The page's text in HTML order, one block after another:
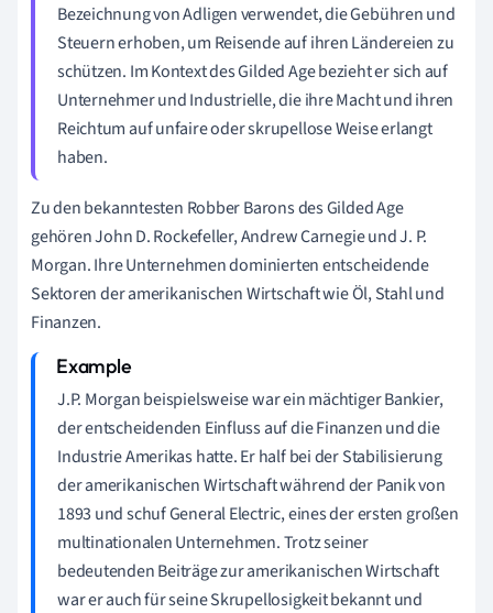
Bezeichnung von Adligen verwendet, die Gebühren und
Steuern erhoben, um Reisende auf ihren Ländereien zu
schützen. Im Kontext des Gilded Age bezieht er sich auf
Unternehmer und Industrielle, die ihre Macht und ihren
Reichtum auf unfaire oder skrupellose Weise erlangt
haben.
Zu den bekanntesten Robber Barons des Gilded Age
gehören John D. Rockefeller, Andrew Carnegie und J. P.
Morgan. Ihre Unternehmen dominierten entscheidende
Sektoren der amerikanischen Wirtschaft wie Öl, Stahl und
Finanzen.
J.P. Morgan beispielsweise war ein mächtiger Bankier,
der entscheidenden Einfluss auf die Finanzen und die
Industrie Amerikas hatte. Er half bei der Stabilisierung
der amerikanischen Wirtschaft während der Panik von
1893 und schuf General Electric, eines der ersten großen
multinationalen Unternehmen. Trotz seiner
bedeutenden Beiträge zur amerikanischen Wirtschaft
war er auch für seine Skrupellosigkeit bekannt und